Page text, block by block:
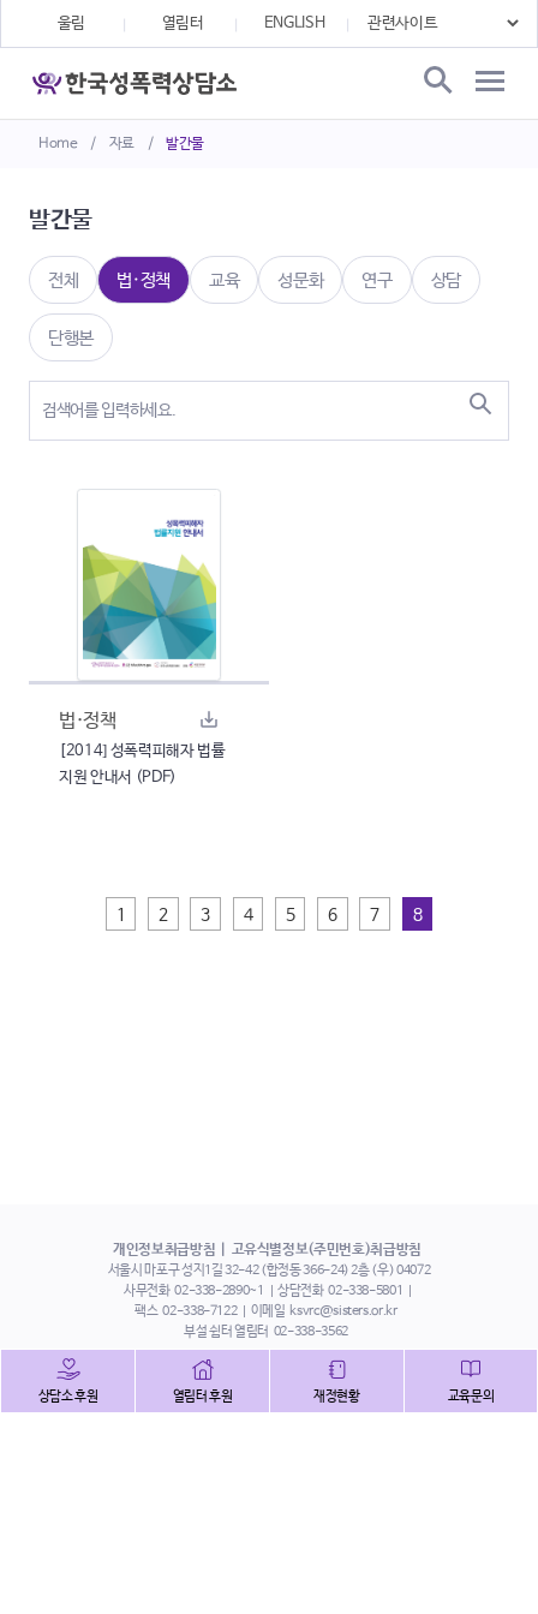
Home / 자료 / 발간물
울림 열림터 ENGLISH
발간물
전체 법·정책 교육 성문화 연구 상담
단행본
법·정책
[2014] 성폭력피해자 법률
지원 안내서 (PDF)
1 2 3 4 5 6 7 8
개인정보취급방침 고유식별정보(주민번호)취급방침
서울시 마포구 성지1길 32-42 (합정동 366-24) 2층 (우) 04072
사무전화 02-338-2890~1 상담전화 02-338-5801
팩스 02-338-7122 이메일 ksvrc@sisters.or.kr
부설 쉼터 열림터 02-338-3562
상담소 후원 열림터 후원 재정현황 교육문의